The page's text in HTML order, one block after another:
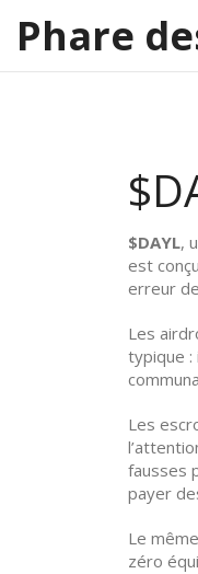
Phare
$DAYL,
est
erreur
Les
typique :
Les
fausses
payer
Le
zéro